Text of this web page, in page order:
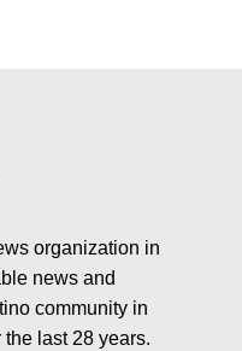
organization in
news and
community in
last 28 years.